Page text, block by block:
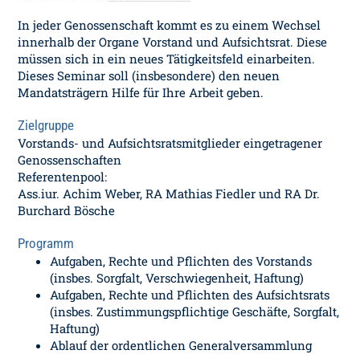
In jeder Genossenschaft kommt es zu einem Wechsel
innerhalb der Organe Vorstand und Aufsichtsrat. Diese
müssen sich in ein neues Tätigkeitsfeld einarbeiten.
Dieses Seminar soll (insbesondere) den neuen
Mandatsträgern Hilfe für Ihre Arbeit geben.
Zielgruppe
Vorstands- und Aufsichtsratsmitglieder eingetragener
Genossenschaften
Referentenpool:
Ass.iur. Achim Weber, RA Mathias Fiedler und RA Dr.
Burchard Bösche
Programm
Aufgaben, Rechte und Pflichten des Vorstands
(insbes. Sorgfalt, Verschwiegenheit, Haftung)
Aufgaben, Rechte und Pflichten des Aufsichtsrats
(insbes. Zustimmungspflichtige Geschäfte, Sorgfalt,
Haftung)
Ablauf der ordentlichen Generalversammlung